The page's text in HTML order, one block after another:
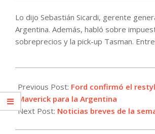
Lo dijo Sebastián Sicardi, gerente
Argentina. Además, habló sobre
sobreprecios y la pick-up Tasman.
03-
27
Previous Post: Ford confirmó el
Maverick para la Argentina
Next Post: Noticias breves de la